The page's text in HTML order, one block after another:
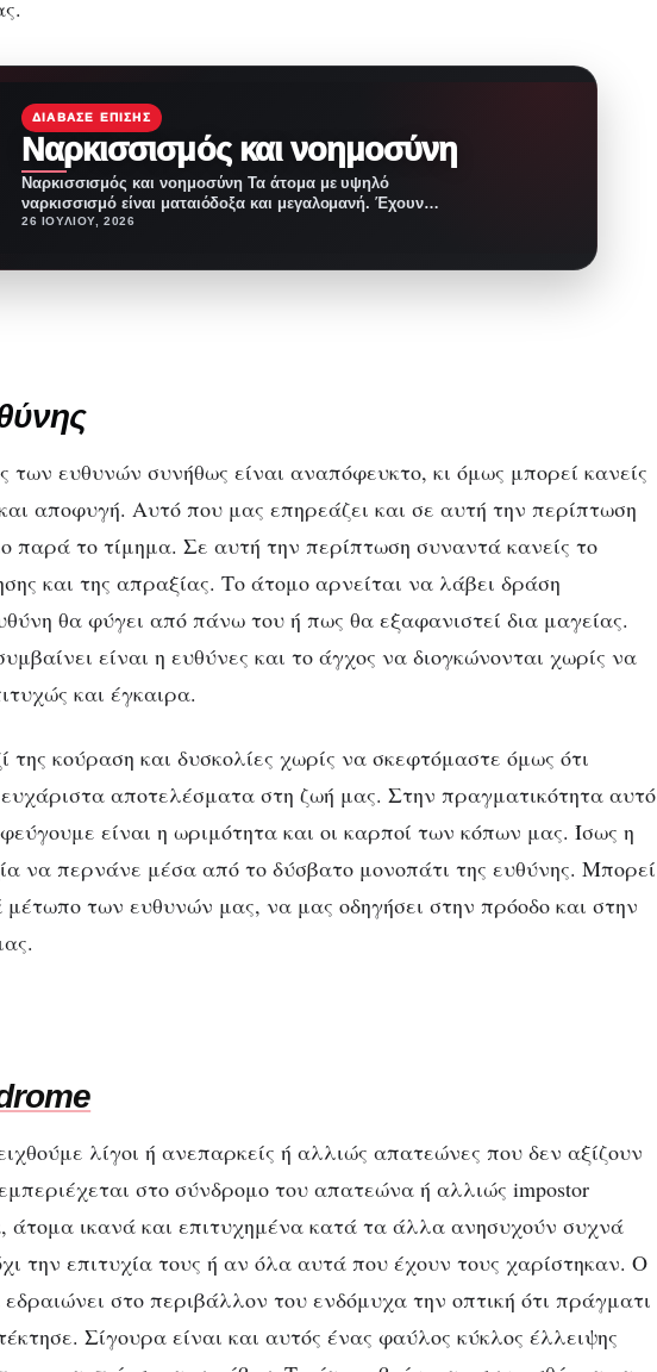
ΔΙΆΒΑΣΕ ΕΠΊΣΗΣ
Nαρκισσισμός και νοημοσύνη
Nαρκισσισμός και νοημοσύνη Τα άτομα με υψηλό
ναρκισσισμό είναι ματαιόδοξα και μεγαλομανή. Έχουν
ένα έντονο αίσθημα…
26 ΙΟΥΛΊΟΥ, 2026
ευθυνών συνήθως είναι αναπόφευκτο, κι όμως μπορεί κανείς
αποφυγή. Αυτό που μας επηρεάζει και σε αυτή την περίπτωση
παρά το τίμημα. Σε αυτή την περίπτωση συναντά κανείς το
και της απραξίας. Το άτομο αρνείται να λάβει δράση
θα φύγει από πάνω του ή πως θα εξαφανιστεί δια μαγείας.
είναι η ευθύνες και το άγχος να διογκώνονται χωρίς να
και έγκαιρα.
της κούραση και δυσκολίες χωρίς να σκεφτόμαστε όμως ότι
αποτελέσματα στη ζωή μας. Στην πραγματικότητα αυτό
είναι η ωριμότητα και οι καρποί των κόπων μας. Ίσως η
να περνάνε μέσα από το δύσβατο μονοπάτι της ευθύνης. Μπορεί
μέτωπο των ευθυνών μας, να μας οδηγήσει στην πρόοδο και στην
λίγοι ή ανεπαρκείς ή αλλιώς απατεώνες που δεν αξίζουν
στο σύνδρομο του απατεώνα ή αλλιώς impostor
άτομα ικανά και επιτυχημένα κατά τα άλλα ανησυχούν συχνά
την επιτυχία τους ή αν όλα αυτά που έχουν τους χαρίστηκαν. Ο
στο περιβάλλον του ενδόμυχα την οπτική ότι πράγματι
Σίγουρα είναι και αυτός ένας φαύλος κύκλος έλλειψης